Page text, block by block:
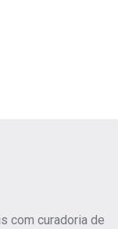
com curadoria de